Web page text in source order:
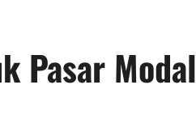
Pasar Modal